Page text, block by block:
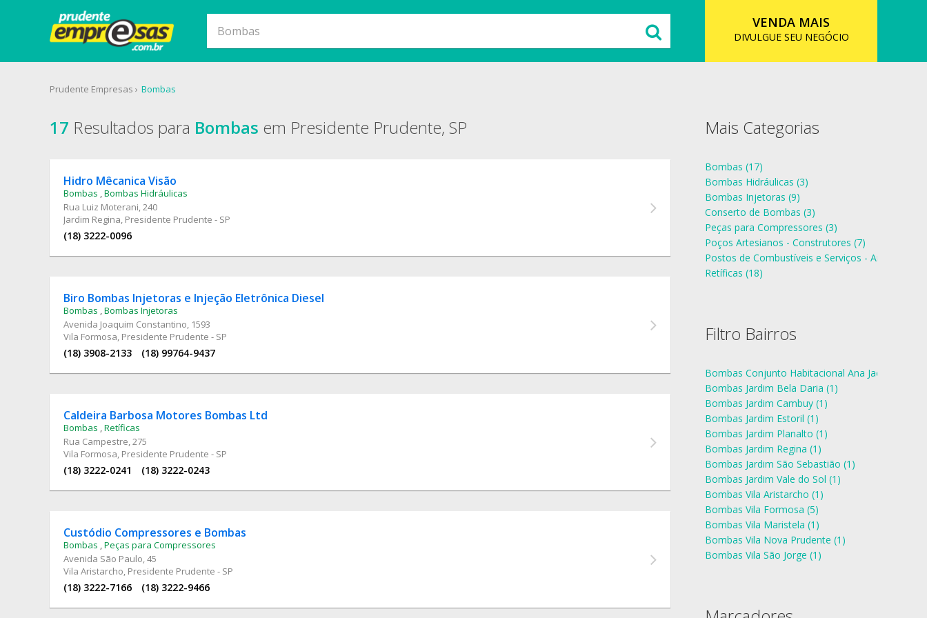
VENDA MAIS
DIVULGUE SEU NEGÓCIO
Prudente Empresas Bombas
17 Resultados para Bombas em Presidente Prudente, SP
Hidro Mêcanica Visão
Bombas ,Bombas Hidráulicas
Rua Luiz Moterani, 240
Jardim Regina, Presidente Prudente - SP
(18) 3222-0096
Biro Bombas Injetoras e Injeção Eletrônica Diesel
Bombas ,Bombas Injetoras
Avenida Joaquim Constantino, 1593
Vila Formosa, Presidente Prudente - SP
(18) 3908-2133 (18) 99764-9437
Caldeira Barbosa Motores Bombas Ltd
Bombas ,Retíficas
Rua Campestre, 275
Vila Formosa, Presidente Prudente - SP
(18) 3222-0241 (18) 3222-0243
Custódio Compressores e Bombas
Bombas ,Peças para Compressores
Avenida São Paulo, 45
Vila Aristarcho, Presidente Prudente - SP
(18) 3222-7166 (18) 3222-9466
Mais Categorias
Bombas (17)
Bombas Hidráulicas (3)
Bombas Injetoras (9)
Conserto de Bombas (3)
Peças para Compressores (3)
Poços Artesianos - Construtores (7)
Postos de Combustíveis e Serviços - Art e Equip
Retíficas (18)
Filtro Bairros
Bombas Conjunto Habitacional Ana Jacinta (1)
Bombas Jardim Bela Daria (1)
Bombas Jardim Cambuy (1)
Bombas Jardim Estoril (1)
Bombas Jardim Planalto (1)
Bombas Jardim Regina (1)
Bombas Jardim São Sebastião (1)
Bombas Jardim Vale do Sol (1)
Bombas Vila Aristarcho (1)
Bombas Vila Formosa (5)
Bombas Vila Maristela (1)
Bombas Vila Nova Prudente (1)
Bombas Vila São Jorge (1)